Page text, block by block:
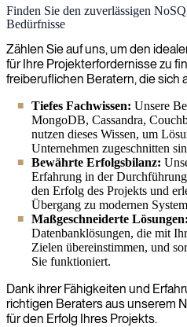
NoSQL-Datenbank
Wir befähigen Unternehmen, die
Geschwindigkeit von NoSQL-
indem wir Expertenberater zur
Datenarchitektur für moderne,
Finden Sie den zuverlässigen
Bedürfnisse
Zählen Sie auf uns, um den
für Ihre Projekterfordernisse zu
freiberuflichen Beratern, die sich
Tiefes Fachwissen: Unsere
MongoDB, Cassandra,
nutzen dieses Wissen, um
Unternehmen zugeschnitten
Bewährte Erfolgsbilanz:
Erfahrung in der
den Erfolg des Projekts und
Übergang zu modernen
Maßgeschneiderte Lösungen:
Datenbanklösungen, die mit
Zielen übereinstimmen, und
Sie funktioniert.
Dank ihrer Fähigkeiten und
richtigen Beraters aus unserem
für den Erfolg Ihres Projekts.